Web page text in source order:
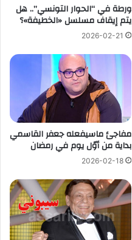
ورطة في “الحوار التونسي”.. هل
يتم إيقاف مسلسل «الخطيفة»؟
2026-02-21
مفاجئ ماسيفعله جعفر القاسمي
بداية من أوّل يوم في رمضان
2026-02-18